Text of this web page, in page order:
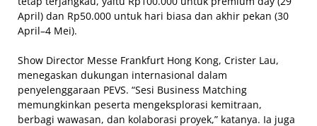
April) dan Rp50.000 untuk hari biasa dan akhir pekan (30
April–4 Mei).
Show Director Messe Frankfurt Hong Kong, Crister Lau,
menegaskan dukungan internasional dalam
penyelenggaraan PEVS. “Sesi Business Matching
memungkinkan peserta mengeksplorasi kemitraan,
berbagi wawasan, dan kolaborasi proyek,” katanya. Ia juga